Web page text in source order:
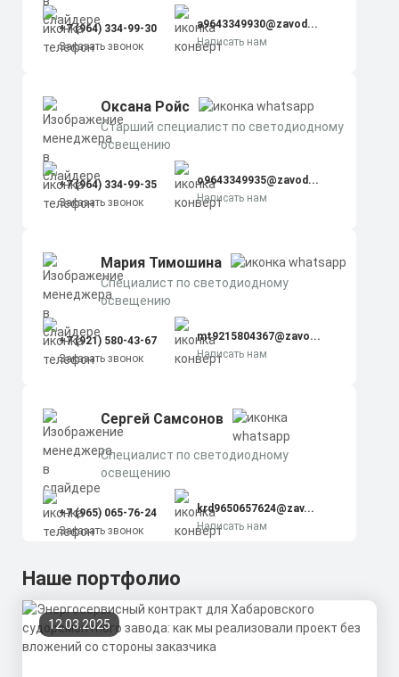
+7 (964) 334-99-30
Заказать звонок
a9643349930@zavod...
Написать нам
Оксана Ройс
Старший специалист по светодиодному
освещению
+7 (964) 334-99-35
Заказать звонок
o9643349935@zavod...
Написать нам
Мария Тимошина
Cпециалист по светодиодному
освещению
+7 (921) 580-43-67
Заказать звонок
mt9215804367@zavo...
Написать нам
Сергей Самсонов
Cпециалист по светодиодному
освещению
+7 (965) 065-76-24
Заказать звонок
krd9650657624@zav...
Написать нам
Наше портфолио
12.03.2025